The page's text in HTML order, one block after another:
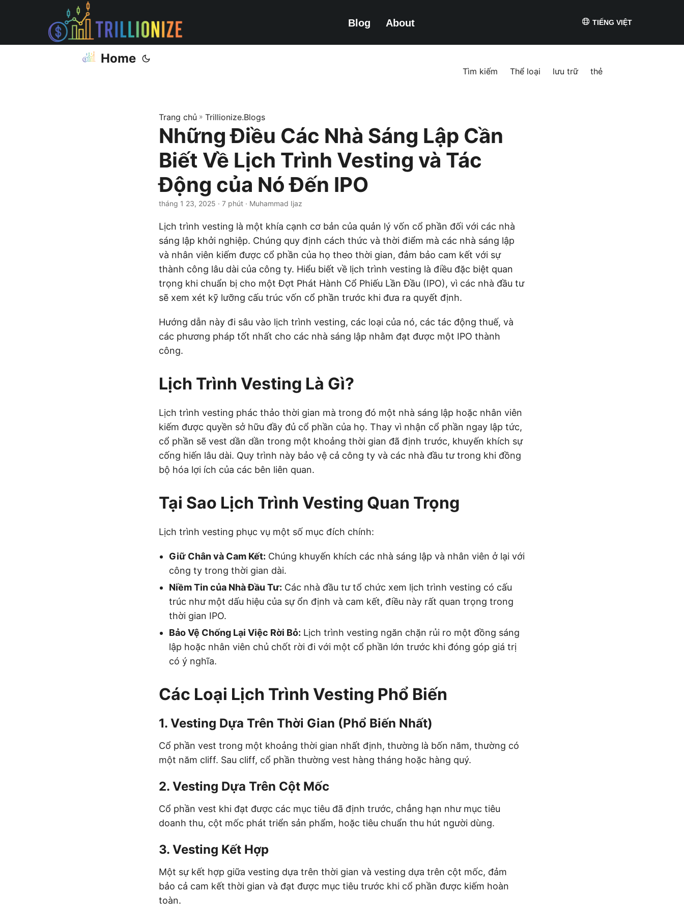
Blog About TIẾNG VIỆT
Home
Tìm kiếm Thể loại lưu trữ thẻ
Trang chủ » Trillionize.Blogs
Những Điều Các Nhà Sáng Lập Cần
Biết Về Lịch Trình Vesting và Tác
Động của Nó Đến IPO
tháng 1 23, 2025 · 7 phút · Muhammad Ijaz
Lịch trình vesting là một khía cạnh cơ bản của quản lý vốn cổ phần đối với các nhà
sáng lập khởi nghiệp. Chúng quy định cách thức và thời điểm mà các nhà sáng lập
và nhân viên kiếm được cổ phần của họ theo thời gian, đảm bảo cam kết với sự
thành công lâu dài của công ty. Hiểu biết về lịch trình vesting là điều đặc biệt quan
trọng khi chuẩn bị cho một Đợt Phát Hành Cổ Phiếu Lần Đầu (IPO), vì các nhà đầu tư
sẽ xem xét kỹ lưỡng cấu trúc vốn cổ phần trước khi đưa ra quyết định.
Hướng dẫn này đi sâu vào lịch trình vesting, các loại của nó, các tác động thuế, và
các phương pháp tốt nhất cho các nhà sáng lập nhằm đạt được một IPO thành
công.
Lịch Trình Vesting Là Gì?
Lịch trình vesting phác thảo thời gian mà trong đó một nhà sáng lập hoặc nhân viên
kiếm được quyền sở hữu đầy đủ cổ phần của họ. Thay vì nhận cổ phần ngay lập tức,
cổ phần sẽ vest dần dần trong một khoảng thời gian đã định trước, khuyến khích sự
cống hiến lâu dài. Quy trình này bảo vệ cả công ty và các nhà đầu tư trong khi đồng
bộ hóa lợi ích của các bên liên quan.
Tại Sao Lịch Trình Vesting Quan Trọng
Lịch trình vesting phục vụ một số mục đích chính:
Giữ Chân và Cam Kết: Chúng khuyến khích các nhà sáng lập và nhân viên ở lại với
công ty trong thời gian dài.
Niềm Tin của Nhà Đầu Tư: Các nhà đầu tư tổ chức xem lịch trình vesting có cấu
trúc như một dấu hiệu của sự ổn định và cam kết, điều này rất quan trọng trong
thời gian IPO.
Bảo Vệ Chống Lại Việc Rời Bỏ: Lịch trình vesting ngăn chặn rủi ro một đồng sáng
lập hoặc nhân viên chủ chốt rời đi với một cổ phần lớn trước khi đóng góp giá trị
có ý nghĩa.
Các Loại Lịch Trình Vesting Phổ Biến
1. Vesting Dựa Trên Thời Gian (Phổ Biến Nhất)
Cổ phần vest trong một khoảng thời gian nhất định, thường là bốn năm, thường có
một năm cliff. Sau cliff, cổ phần thường vest hàng tháng hoặc hàng quý.
2. Vesting Dựa Trên Cột Mốc
Cổ phần vest khi đạt được các mục tiêu đã định trước, chẳng hạn như mục tiêu
doanh thu, cột mốc phát triển sản phẩm, hoặc tiêu chuẩn thu hút người dùng.
3. Vesting Kết Hợp
Một sự kết hợp giữa vesting dựa trên thời gian và vesting dựa trên cột mốc, đảm
bảo cả cam kết thời gian và đạt được mục tiêu trước khi cổ phần được kiếm hoàn
toàn.